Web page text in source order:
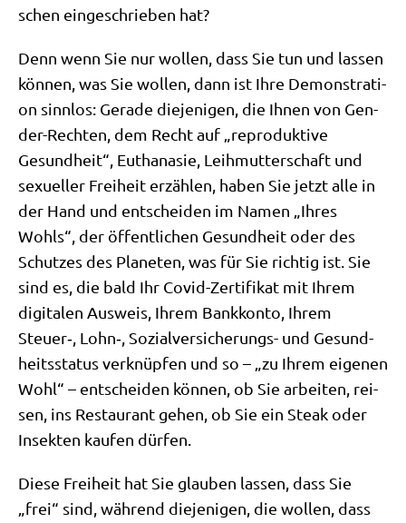
schen ein­ge­schrie­ben hat?
Denn wenn Sie nur wol­len, dass Sie tun und las­sen
kön­nen, was Sie wol­len, dann ist Ihre Demon­stra­ti­
on sinn­los: Gera­de die­je­ni­gen, die Ihnen von Gen­
der-Rech­ten, dem Recht auf „repro­duk­ti­ve
Gesund­heit“, Eutha­na­sie, Leih­mut­ter­schaft und
sexu­el­ler Frei­heit erzäh­len, haben Sie jetzt alle in
der Hand und ent­schei­den im Namen „Ihres
Wohls“, der öffent­li­chen Gesund­heit oder des
Schut­zes des Pla­ne­ten, was für Sie rich­tig ist. Sie
sind es, die bald Ihr Covid-Zer­ti­fi­kat mit Ihrem
digi­ta­len Aus­weis, Ihrem Bank­kon­to, Ihrem
Steuer‑, Lohn‑, Sozi­al­ver­si­che­rungs- und Gesund­
heits­sta­tus ver­knüp­fen und so – „zu Ihrem eige­nen
Wohl“ – ent­schei­den kön­nen, ob Sie arbei­ten, rei­
sen, ins Restau­rant gehen, ob Sie ein Steak oder
Insek­ten kau­fen dürfen.
Die­se Frei­heit hat Sie glau­ben las­sen, dass Sie
„frei“ sind, wäh­rend die­je­ni­gen, die wol­len, dass